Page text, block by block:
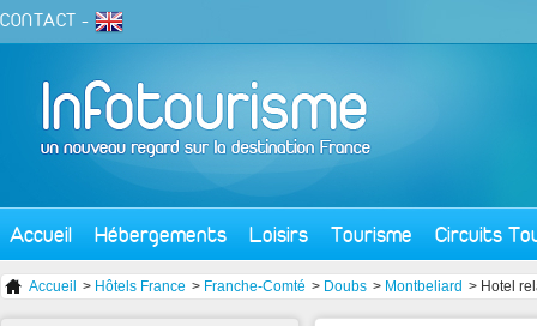
CONTACT -
Accueil Hébergements Loisirs Tourisme Circuits
Accueil > Hôtels France > Franche-Comté > Doubs > Montbeliard > Hotel